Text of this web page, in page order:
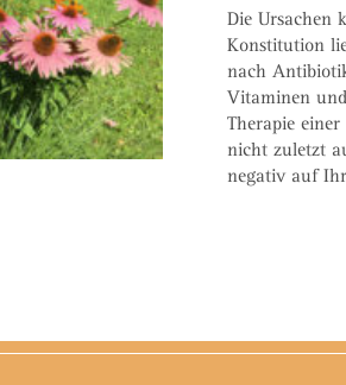
Die Ursachen
Konstitution
nach
Vitaminen
Therapie
nicht zuletzt
negativ auf